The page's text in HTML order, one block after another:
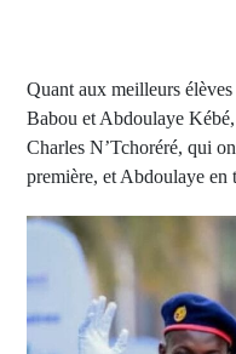
Quant aux meilleurs
Babou et Abdoulaye
Charles N’Tchoréré, qui
première, et Abdoulaye en